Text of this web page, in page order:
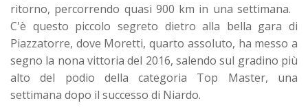
ritorno, percorrendo quasi 900 km in una settimana.
C'è questo piccolo segreto dietro alla bella gara di
Piazzatorre, dove Moretti, quarto assoluto, ha messo a
segno la nona vittoria del 2016, salendo sul gradino più
alto del podio della categoria Top Master, una
settimana dopo il successo di Niardo.